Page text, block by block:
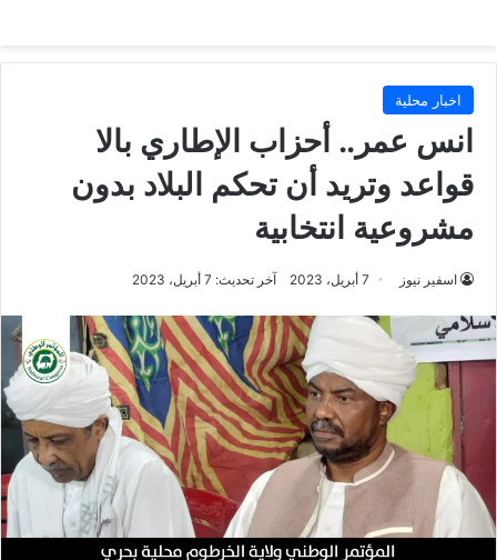
اخبار محلية
انس عمر.. أحزاب الإطاري بالا
قواعد وتريد أن تحكم البلاد بدون
مشروعية انتخابية
اسفير نيوز 7 أبريل، 2023 آخر تحديث: 7 أبريل، 2023